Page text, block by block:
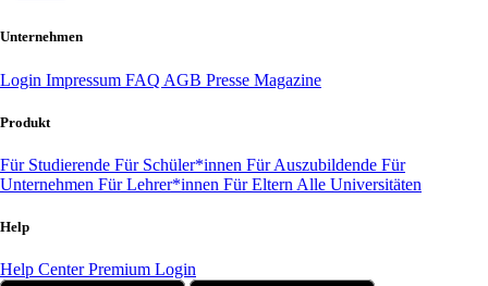
Unternehmen
Login Impressum FAQ AGB Presse Magazine
Produkt
Für Studierende Für Schüler*innen Für Auszubildende Für
Unternehmen Für Lehrer*innen Für Eltern Alle Universitäten
Help
Help CenterPremium Login